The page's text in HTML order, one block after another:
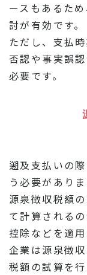
ースもあるた
討が有効です。
ただし、支払
否認や事実誤
必要です。
遡及支払いの
う必要がありま
源泉徴収税額
て計算される
控除などを適用
企業は源泉徴
税額の試算を